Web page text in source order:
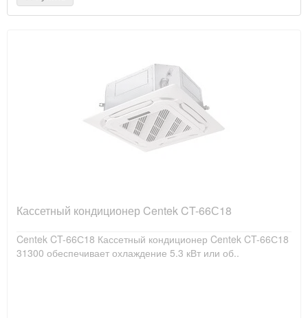
Кассетный кондиционер Centek CT-66С18
Centek CT-66С18 Кассетный кондиционер Centek CT-66С18
31300 обеспечивает охлаждение 5.3 кВт или об..